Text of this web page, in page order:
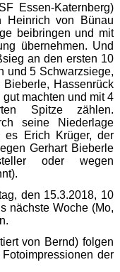
Essen-Katernberg)
Heinrich von Bünau
beibringen und mit
übernehmen. Und
an den ersten 10
und 5 Schwarzsiege,
Hassenrück
machten und mit 4
Spitze zählen.
seine Niederlage
es Erich Krüger, der
Gerhart Bieberle
oder wegen
den 15.3.2018, 10
nächste Woche (Mo,
von Bernd) folgen
der